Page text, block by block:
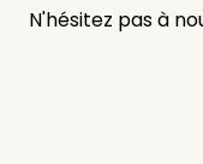
N'hésitez pas à